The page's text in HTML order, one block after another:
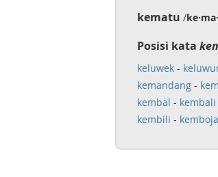
kematu /
Posisi kata
keluwek-
kemandang-
kembal - kembali
kembili - kemboja